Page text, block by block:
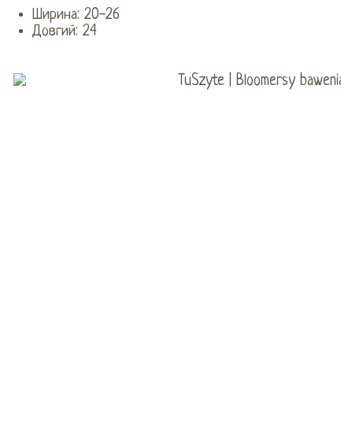
Ширина: 20-26
Довгий: 24